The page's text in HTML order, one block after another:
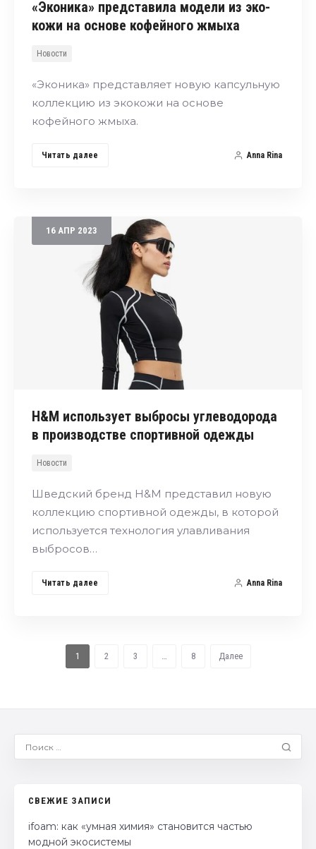
«Эконика» представила модели из эко-
кожи на основе кофейного жмыха
Новости
«Эконика» представляет новую капсульную
коллекцию из экокожи на основе
кофейного жмыха.
Читать далее Anna Rina
16 АПР 2023
H&M использует выбросы углеводорода
в производстве спортивной одежды
Новости
Шведский бренд H&M представил новую
коллекцию спортивной одежды, в которой
используется технология улавливания
выбросов…
Читать далее Anna Rina
1 2 3 8 Далее
СВЕЖИЕ ЗАПИСИ
ifoam: как «умная химия» становится частью
модной экосистемы